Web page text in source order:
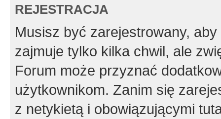
REJESTRACJA
Musisz być zarejestrowany,
zajmuje tylko kilka chwil, ale
Forum może przyznać
użytkownikom. Zanim się
z netykietą i obowiązującymi